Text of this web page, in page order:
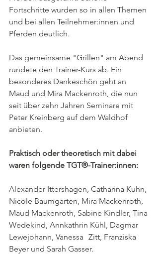
Fortschritte wurden so in allen Themen
und bei allen Teilnehmer:innen und
Pferden deutlich.
Das gemeinsame "Grillen" am Abend
rundete den Trainer-Kurs ab. Ein
besonderes Dankeschön geht an
Maud und Mira Mackenroth, die nun
seit über zehn Jahren Seminare mit
Peter Kreinberg auf dem Waldhof
anbieten.
Praktisch oder theoretisch mit dabei
waren folgende TGT®-Trainer:innen:
Alexander Ittershagen, Catharina Kuhn,
Nicole Baumgarten, Mira Mackenroth,
Maud Mackenroth, Sabine Kindler, Tina
Wedekind, Annkathrin Kühl, Dagmar
Lewejohann, Vanessa	Zitt, Franziska
Beyer und Sarah Gasser.